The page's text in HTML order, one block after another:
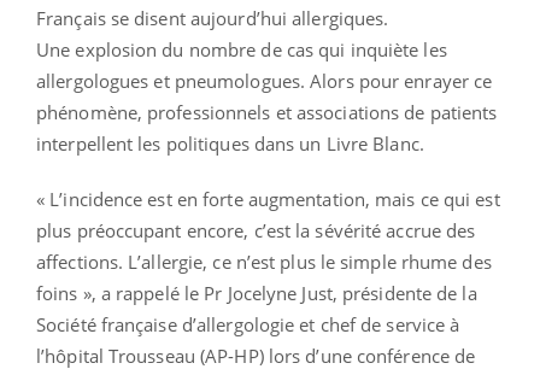
Français se disent aujourd’hui allergiques.
Une explosion du nombre de cas qui inquiète les
allergologues et pneumologues. Alors pour enrayer ce
phénomène, professionnels et associations de patients
interpellent les politiques dans un Livre Blanc.
« L’incidence est en forte augmentation, mais ce qui est
plus préoccupant encore, c’est la sévérité accrue des
affections. L’allergie, ce n’est plus le simple rhume des
foins », a rappelé le Pr Jocelyne Just, présidente de la
Société française d’allergologie et chef de service à
l’hôpital Trousseau (AP-HP) lors d’une conférence de